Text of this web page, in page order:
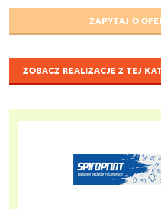
ZOBACZ REALIZACJE Z TEJ